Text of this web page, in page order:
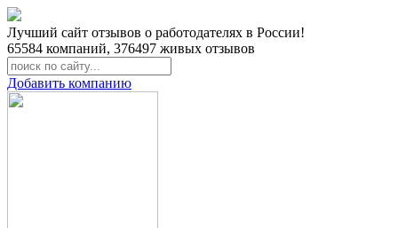
Лучший сайт отзывов о работодателях в России!
65584 компаний, 376497 живых отзывов
Добавить компанию